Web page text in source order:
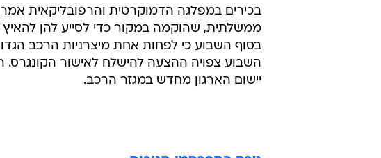
בכירים במפלגה הדמוקרטית והרפובליקאית
ממשלתית, שהוקמה במקור כדי לסייע להן להאיץ
בסוף השבוע כי לפחות אחת מיצרניות הרכב
השבוע צפויה ההצעה להישלח לאישור הקונגרס.
יישום הארגון מחדש במגזר הרכב.